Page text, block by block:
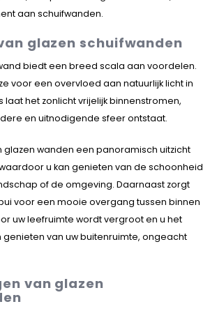
aan schuifwanden.
glazen schuifwanden
biedt een breed scala aan voordelen.
voor een overvloed aan natuurlijk licht in
laat het zonlicht vrijelijk binnenstromen,
en uitnodigende sfeer ontstaat.
glazen wanden een panoramisch uitzicht
u kan genieten van de schoonheid
of de omgeving. Daarnaast zorgt
voor een mooie overgang tussen binnen
uw leefruimte wordt vergroot en u het
genieten van uw buitenruimte, ongeacht
van glazen